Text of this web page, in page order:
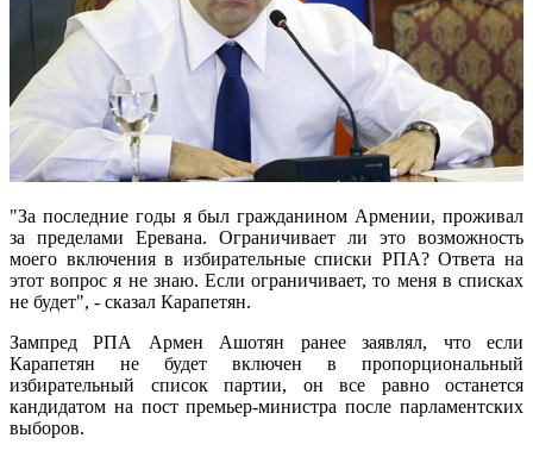
"За последние годы я был гражданином Армении, проживал
за пределами Еревана. Ограничивает ли это возможность
моего включения в избирательные списки РПА? Ответа на
этот вопрос я не знаю. Если ограничивает, то меня в списках
не будет", - сказал Карапетян.
Зампред РПА Армен Ашотян ранее заявлял, что если
Карапетян не будет включен в пропорциональный
избирательный список партии, он все равно останется
кандидатом на пост премьер-министра после парламентских
выборов.